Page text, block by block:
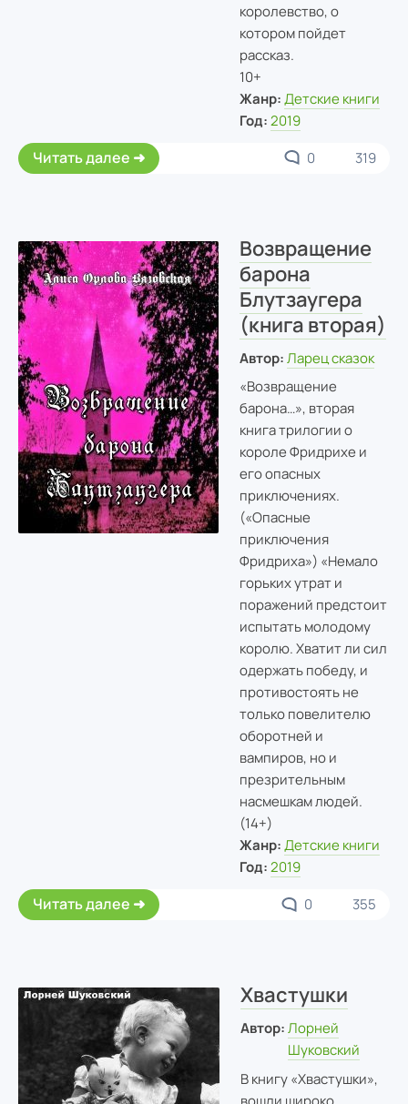
королевство, о
котором пойдет
рассказ.
10+
Жанр: Детские книги
Год: 2019
Читать далее 0 319
Возвращение
барона
Блутзаугера
(книга вторая)
Автор: Ларец сказок
«Возвращение
барона…», вторая
книга трилогии о
короле Фридрихе и
его опасных
приключениях.
(«Опасные
приключения
Фридриха») «Немало
горьких утрат и
поражений предстоит
испытать молодому
королю. Хватит ли сил
одержать победу, и
противостоять не
только повелителю
оборотней и
вампиров, но и
презрительным
насмешкам людей.
(14+)
Жанр: Детские книги
Год: 2019
Читать далее 0 355
Хвастушки
Автор: Лорней
Шуковский
В книгу «Хвастушки»,